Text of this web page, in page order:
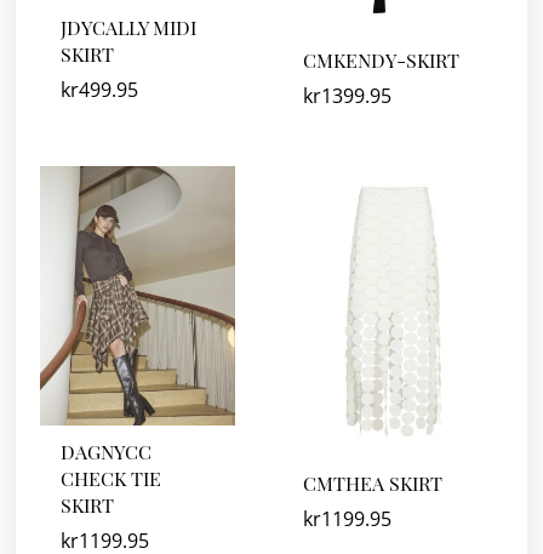
JDYCALLY MIDI
SKIRT
kr499.95
CMKENDY-SKIRT
kr1399.95
DAGNYCC
CHECK TIE
SKIRT
kr1199.95
CMTHEA SKIRT
kr1199.95